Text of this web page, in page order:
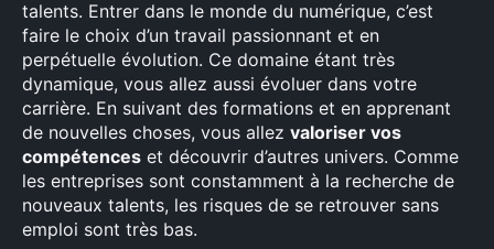
talents. Entrer dans le monde du numérique, c’est
faire le choix d’un travail passionnant et en
perpétuelle évolution. Ce domaine étant très
dynamique, vous allez aussi évoluer dans votre
carrière. En suivant des formations et en apprenant
de nouvelles choses, vous allez valoriser vos
compétences et découvrir d’autres univers. Comme
les entreprises sont constamment à la recherche de
nouveaux talents, les risques de se retrouver sans
emploi sont très bas.